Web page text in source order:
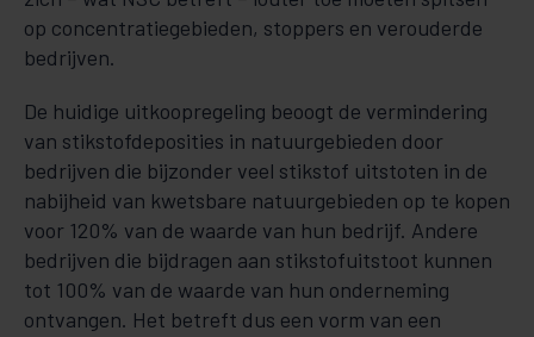
op concentratiegebieden, stoppers en verouderde
bedrijven.
De huidige uitkoopregeling beoogt de vermindering
van stikstofdeposities in natuurgebieden door
bedrijven die bijzonder veel stikstof uitstoten in de
nabijheid van kwetsbare natuurgebieden op te kopen
voor 120% van de waarde van hun bedrijf. Andere
bedrijven die bijdragen aan stikstofuitstoot kunnen
tot 100% van de waarde van hun onderneming
ontvangen. Het betreft dus een vorm van een